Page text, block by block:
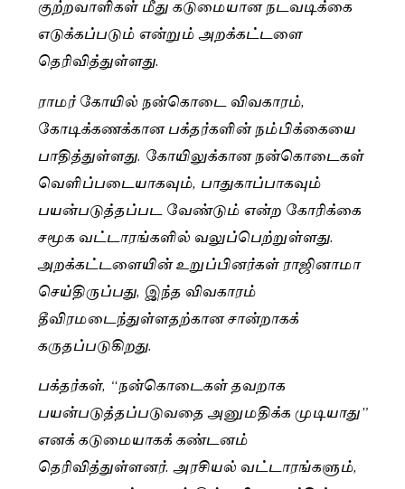
குற்றவாளிகள் மீது கடுமையான நடவடிக்கை
எடுக்கப்படும் என்றும் அறக்கட்டளை
தெரிவித்துள்ளது.
ராமர் கோயில் நன்கொடை விவகாரம்,
கோடிக்கணக்கான பக்தர்களின் நம்பிக்கையை
பாதித்துள்ளது. கோயிலுக்கான நன்கொடைகள்
வெளிப்படையாகவும், பாதுகாப்பாகவும்
பயன்படுத்தப்பட வேண்டும் என்ற கோரிக்கை
சமூக வட்டாரங்களில் வலுப்பெற்றுள்ளது.
அறக்கட்டளையின் உறுப்பினர்கள் ராஜினாமா
செய்திருப்பது, இந்த விவகாரம்
தீவிரமடைந்துள்ளதற்கான சான்றாகக்
கருதப்படுகிறது.
பக்தர்கள், “நன்கொடைகள் தவறாக
பயன்படுத்தப்படுவதை அனுமதிக்க முடியாது”
எனக் கடுமையாகக் கண்டனம்
தெரிவித்துள்ளனர். அரசியல் வட்டாரங்களும்,